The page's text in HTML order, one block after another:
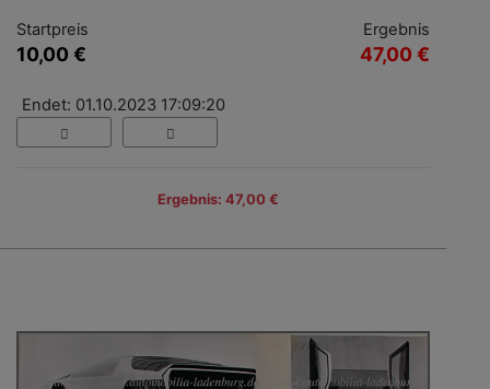
Startpreis
10,00 €
Ergebnis
47,00 €
Endet: 01.10.2023 17:09:20
Ergebnis: 47,00 €